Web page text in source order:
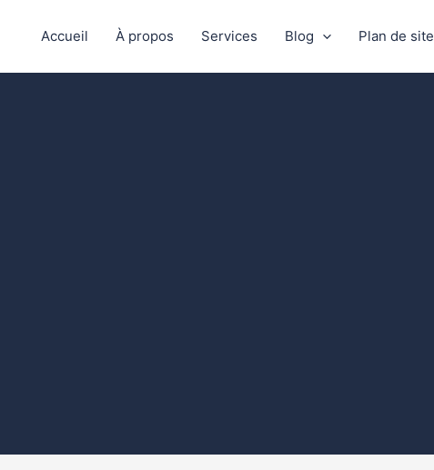
Accueil À propos Services Blog Plan de site